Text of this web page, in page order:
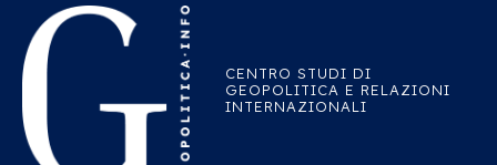
CENTRO STUDI DI
GEOPOLITICA E RELAZIONI
INTERNAZIONALI